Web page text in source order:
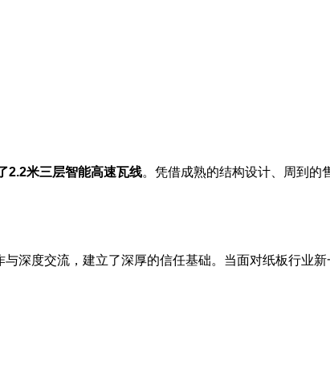
2.2米三层智能高速瓦线。凭借成熟的结构设计、周到的
深度交流，建立了深厚的信任基础。当面对纸板行业